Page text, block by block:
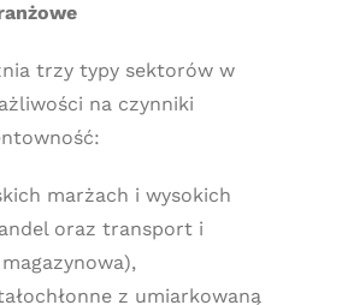
trzy typy sektorów w
na czynniki
marżach i wysokich
oraz transport i
z umiarkowaną